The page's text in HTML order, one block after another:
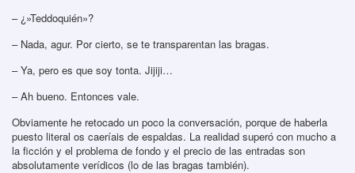
– ¿»Teddoquién»?
– Nada, agur. Por cierto, se te transparentan las bragas.
– Ya, pero es que soy tonta. Jijiji…
– Ah bueno. Entonces vale.
Obviamente he retocado un poco la conversación, porque de haberla
puesto literal os caeríais de espaldas. La realidad superó con mucho a
la ficción y el problema de fondo y el precio de las entradas son
absolutamente verídicos (lo de las bragas también).